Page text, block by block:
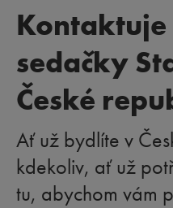
Kontaktuje
sedačky
České
Ať už bydlíte v
kdekoliv, ať už
tu, abychom vám